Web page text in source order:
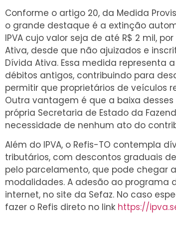
Conforme o artigo 20, da Medida
o grande destaque é a extinção
IPVA cujo valor seja de até R$ 2 mil,
Ativa, desde que não ajuizados e
Dívida Ativa. Essa medida representa
débitos antigos, contribuindo para
permitir que proprietários de veículos
Outra vantagem é que a baixa
própria Secretaria de Estado da
necessidade de nenhum ato do
Além do IPVA, o Refis-TO contempla
tributários, com descontos graduais
pelo parcelamento, que pode chegar
modalidades. A adesão ao programa
internet, no site da Sefaz. No caso
fazer o Refis direto no link https://